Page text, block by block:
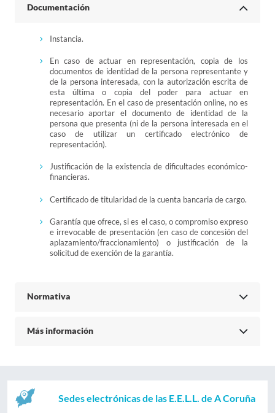
Documentación
Instancia.
En caso de actuar en representación, copia de los
documentos de identidad de la persona representante y
de la persona interesada, con la autorización escrita de
esta última o copia del poder para actuar en
representación. En el caso de presentación online, no es
necesario aportar el documento de identidad de la
persona que presenta (ni de la persona interesada en el
caso de utilizar un certificado electrónico de
representación).
Justificación de la existencia de dificultades económico-
financieras.
Certificado de titularidad de la cuenta bancaria de cargo.
Garantía que ofrece, si es el caso, o compromiso expreso
e irrevocable de presentación (en caso de concesión del
aplazamiento/fraccionamiento) o justificación de la
solicitud de exención de la garantía.
Normativa
Más información
Sedes electrónicas de las E.E.L.L. de A Coruña